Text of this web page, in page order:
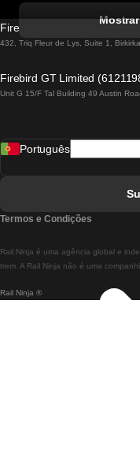
Firebird GT Limited (OC
432, Triq Fleur de Lys, Suite 1,
Firebird GT Limited
Unit G 15/F Tal Building 49 Austin
Rail Ninja ®
Rail.Ninja é uma agência global e
trem. A Rail Ninja não é uma
Português
Termos e Condições